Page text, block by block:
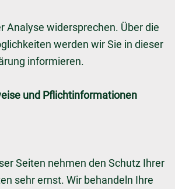
Analyse widersprechen. Über die
werden wir Sie in dieser
informieren.
und Pflichtinformationen
Seiten nehmen den Schutz Ihrer
sehr ernst. Wir behandeln Ihre